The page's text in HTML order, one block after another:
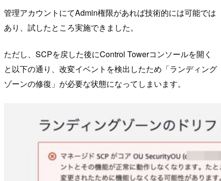
管理アカウントにてAdmin権限があれば技術的には可能では
あり、試したところ実施できました。
ただし、SCPを戻した後にControl Towerコンソールを開く
と以下の通り、改変イベントを検出したため「ランディング
ゾーンの修復」が必要な状態になってしまいます。